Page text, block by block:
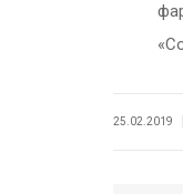
25.02.2019